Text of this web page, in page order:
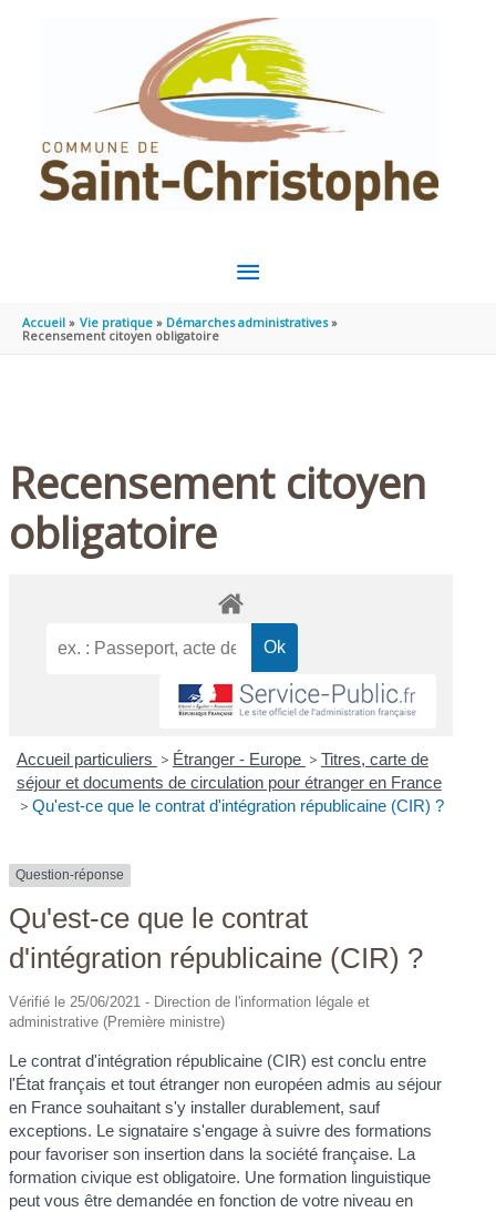
MENU
PRINCIPAL
Accueil Vie pratique
Démarches administratives
Recensement citoyen obligatoire
Recensement citoyen
obligatoire
Accueil particuliers > Étranger - Europe > Titres, carte de
séjour et documents de circulation pour étranger en France
> Qu'est-ce que le contrat d'intégration républicaine (CIR) ?
Question-réponse
Qu'est-ce que le contrat
d'intégration républicaine (CIR) ?
Vérifié le 25/06/2021 - Direction de l'information légale et
administrative (Première ministre)
Le contrat d'intégration républicaine (CIR) est conclu entre
l'État français et tout étranger non européen admis au séjour
en France souhaitant s'y installer durablement, sauf
exceptions. Le signataire s'engage à suivre des formations
pour favoriser son insertion dans la société française. La
formation civique est obligatoire. Une formation linguistique
peut vous être demandée en fonction de votre niveau en